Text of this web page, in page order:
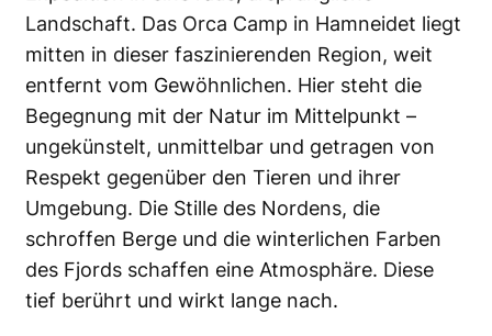
Landschaft. Das Orca Camp in Hamneidet liegt
mitten in dieser faszinierenden Region, weit
entfernt vom Gewöhnlichen. Hier steht die
Begegnung mit der Natur im Mittelpunkt –
ungekünstelt, unmittelbar und getragen von
Respekt gegenüber den Tieren und ihrer
Umgebung. Die Stille des Nordens, die
schroffen Berge und die winterlichen Farben
des Fjords schaffen eine Atmosphäre. Diese
tief berührt und wirkt lange nach.